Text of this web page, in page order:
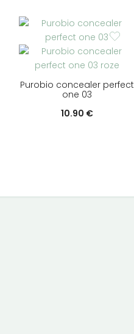
Purobio concealer perfect
one 03
10.90 €